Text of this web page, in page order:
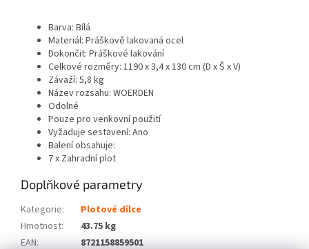
Barva: Bílá
Materiál: Práškově lakovaná ocel
Dokončit: Práškové lakování
Celkové rozměry: 1190 x 3,4 x 130 cm (D x Š x V)
Závaží: 5,8 kg
Název rozsahu: WOERDEN
Odolné
Pouze pro venkovní použití
Vyžaduje sestavení: Ano
Balení obsahuje:
7 x Zahradní plot
Doplňkové parametry
Kategorie:
Plotové dílce
Hmotnost:
43.75 kg
EAN: 8721158859501